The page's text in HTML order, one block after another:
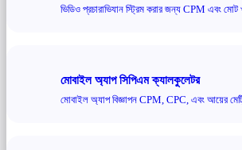
ভিডিও প্রচারাভিযান স্ট্রিম করার জন্য CPM এবং
মোবাইল অ্যাপ সিপিএম ক্যালকুলেটর
মোবাইল অ্যাপ বিজ্ঞাপন CPM, CPC, এবং আয়ের